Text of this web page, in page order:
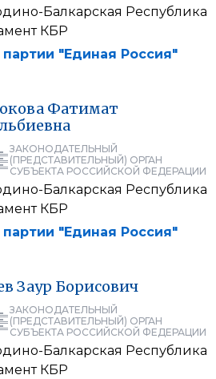
Балкарская Республика
КБР
"Единая Россия"
Фатимат
ЗАКОНОДАТЕЛЬНЫЙ
(ПРЕДСТАВИТЕЛЬНЫЙ) ОРГАН
СУБЪЕКТА РОССИЙСКОЙ ФЕДЕРАЦИИ
Балкарская Республика
КБР
"Единая Россия"
Заур Борисович
ЗАКОНОДАТЕЛЬНЫЙ
(ПРЕДСТАВИТЕЛЬНЫЙ) ОРГАН
СУБЪЕКТА РОССИЙСКОЙ ФЕДЕРАЦИИ
Балкарская Республика
КБР